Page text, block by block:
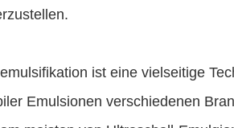
ist eine vielseitige
Emulsionen verschiedenen